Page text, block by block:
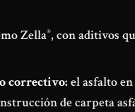
Zella®, con aditivos
correctivo: el asfalto
de carpeta